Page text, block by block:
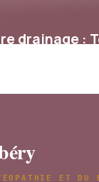
drainage :
ET DU